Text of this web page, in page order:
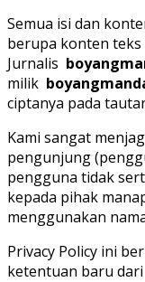
Semua isi dan
berupa konten
Jurnalis
milik
ciptanya pada
Kami sangat
pengunjung
pengguna tidak
kepada pihak
menggunakan
Privacy Policy ini
ketentuan baru dari